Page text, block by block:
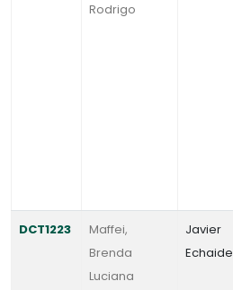
Rodrigo
DCT1223
Maffei,
Brenda
Luciana
Javier
Echaide